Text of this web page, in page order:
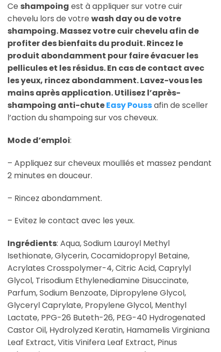
Ce shampoing est à appliquer sur votre cuir
chevelu lors de votre wash day ou de votre
shampoing. Massez votre cuir chevelu afin de
profiter des bienfaits du produit. Rincez le
produit abondamment pour faire évacuer les
pellicules et les résidus. En cas de contact avec
les yeux, rincez abondamment. Lavez-vous les
mains après application. Utilisez l’après-
shampoing anti-chuteEasy Poussafin de sceller
l’action du shampoing sur vos cheveux.
Mode d’emploi:
– Appliquez sur cheveux moulliés et massez pendant
2 minutes en douceur.
– Rincez abondamment.
– Evitez le contact avec les yeux.
Ingrédients: Aqua, Sodium Lauroyl Methyl
Isethionate, Glycerin, Cocamidopropyl Betaine,
Acrylates Crosspolymer-4, Citric Acid, Caprylyl
Glycol, Trisodium Ethylenediamine Disuccinate,
Parfum, Sodium Benzoate, Dipropylene Glycol,
Glyceryl Caprylate, Propylene Glycol, Menthyl
Lactate, PPG-26 Buteth-26, PEG-40 Hydrogenated
Castor Oil, Hydrolyzed Keratin, Hamamelis Virginiana
Leaf Extract, Vitis Vinifera Leaf Extract, Pinus